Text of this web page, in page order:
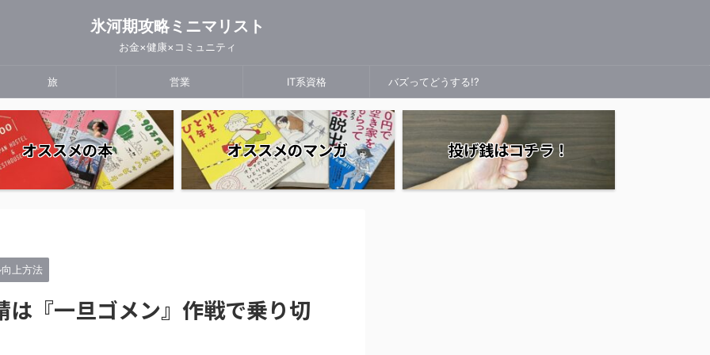
氷河期攻略ミニマリスト
お金×健康×コミュニティ
旅 営業 IT系資格 バズってどうする!?
オススメの本 オススメのマンガ 投げ銭はコチラ！
上方法
『一旦ゴメン』作戦で乗り切